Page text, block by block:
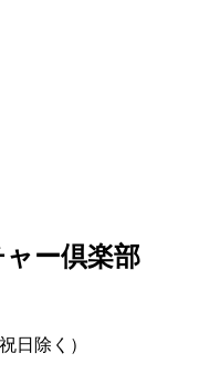
ー倶楽部
日除く）